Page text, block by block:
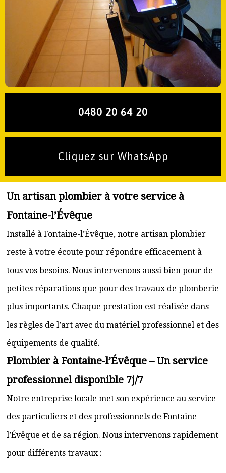
0480 20 64 20
Cliquez sur WhatsApp
Un artisan plombier à votre service à
Fontaine-l’Évêque
Installé à Fontaine-l’Évêque, notre artisan plombier
reste à votre écoute pour répondre efficacement à
tous vos besoins. Nous intervenons aussi bien pour de
petites réparations que pour des travaux de plomberie
plus importants. Chaque prestation est réalisée dans
les règles de l’art avec du matériel professionnel et des
équipements de qualité.
Plombier à Fontaine-l’Évêque – Un service
professionnel disponible 7j/7
Notre entreprise locale met son expérience au service
des particuliers et des professionnels de Fontaine-
l’Évêque et de sa région. Nous intervenons rapidement
pour différents travaux :